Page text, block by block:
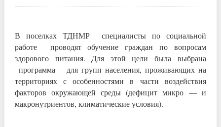
В поселках ТДНМР специалисты по социальной
работе проводят обучение граждан по вопросам
здорового питания. Для этой цели была выбрана
программа для групп населения, проживающих на
территориях с особенностями в части воздействия
факторов окружающей среды (дефицит микро — и
макронутриентов, климатические условия).